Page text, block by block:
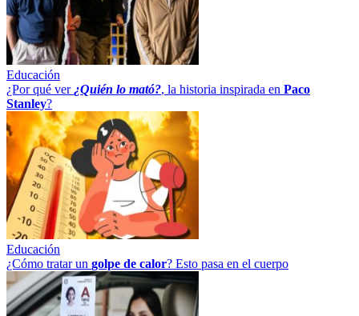
Educación
¿Por qué ver ¿Quién lo mató?, la historia inspirada en Paco
Stanley?
Educación
¿Cómo tratar un golpe de calor? Esto pasa en el cuerpo